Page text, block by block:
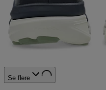
Se flere